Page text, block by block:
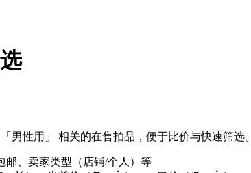
男性用」 相关的在售拍品，便于比价与快速筛选。
邮、卖家类型（店铺/个人）等